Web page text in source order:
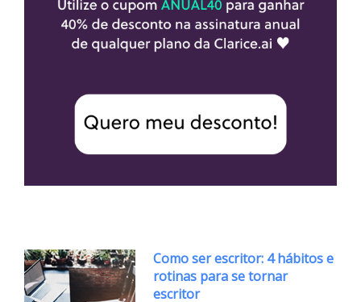
Como ser escritor: 4 hábitos e
rotinas para se tornar
escritor